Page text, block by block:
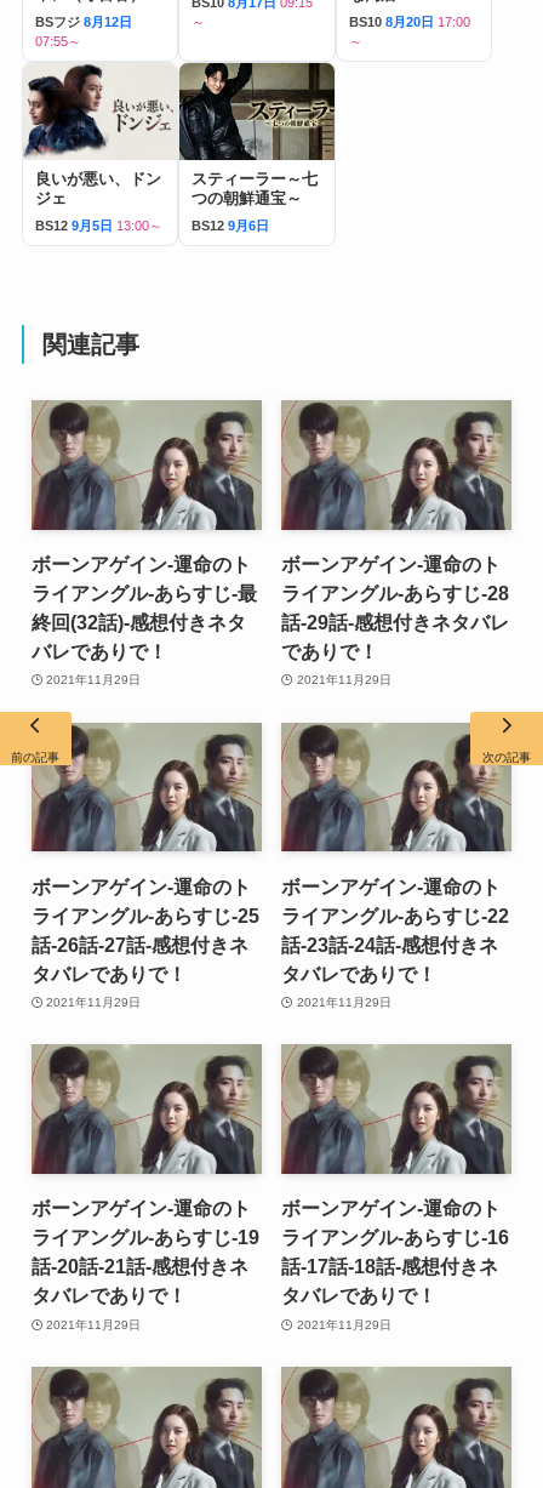
BSフジ 8月12日
07:55～
～
BS10 8月20日 17:00
～
良いが悪い、ドン
ジェ
BS12 9月5日 13:00～
スティーラー～七
つの朝鮮通宝～
BS12 9月6日
関連記事
ボーンアゲイン-運命のト
ライアングル-あらすじ-最
終回(32話)-感想付きネタ
バレでありで！
2021年11月29日
ボーンアゲイン-運命のト
ライアングル-あらすじ-28
話-29話-感想付きネタバレ
でありで！
2021年11月29日
ボーンアゲイン-運命のト
ライアングル-あらすじ-25
話-26話-27話-感想付きネ
タバレでありで！
2021年11月29日
ボーンアゲイン-運命のト
ライアングル-あらすじ-22
話-23話-24話-感想付きネ
タバレでありで！
2021年11月29日
ボーンアゲイン-運命のト
ライアングル-あらすじ-19
話-20話-21話-感想付きネ
タバレでありで！
2021年11月29日
ボーンアゲイン-運命のト
ライアングル-あらすじ-16
話-17話-18話-感想付きネ
タバレでありで！
2021年11月29日
前の記事 次の記事